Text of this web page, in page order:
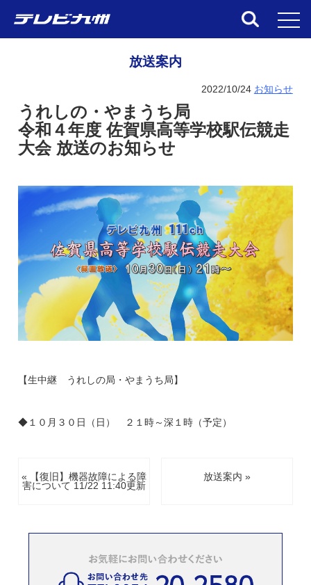
放送案内
2022/10/24 お知らせ
うれしの・やまうち局
令和４年度 佐賀県高等学校駅伝競走
大会 放送のお知らせ
【生中継 うれしの局・やまうち局】
◆１０月３０日（日） ２１時～深１時（予定）
« 【復旧】機器故障による障
害について 11/22 11:40更新
放送案内 »